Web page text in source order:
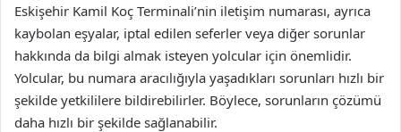
Eskişehir Kamil Koç Terminali’nin iletişim numarası, ayrıca
kaybolan eşyalar, iptal edilen seferler veya diğer sorunlar
hakkında da bilgi almak isteyen yolcular için önemlidir.
Yolcular, bu numara aracılığıyla yaşadıkları sorunları hızlı bir
şekilde yetkililere bildirebilirler. Böylece, sorunların çözümü
daha hızlı bir şekilde sağlanabilir.